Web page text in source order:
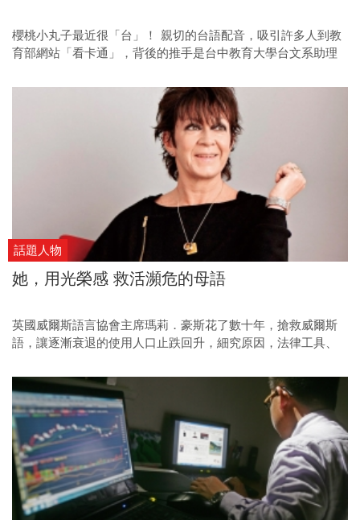
櫻桃小丸子最近很「台」！ 親切的台語配音，吸引許多人到教
育部網站「看卡通」，背後的推手是台中教育大學台文系助理
話題人物
她，用光榮感 救活瀕危的母語
英國威爾斯語言協會主席瑪莉．豪斯花了數十年，搶救威爾斯
語，讓逐漸衰退的使用人口止跌回升，細究原因，法律工具、